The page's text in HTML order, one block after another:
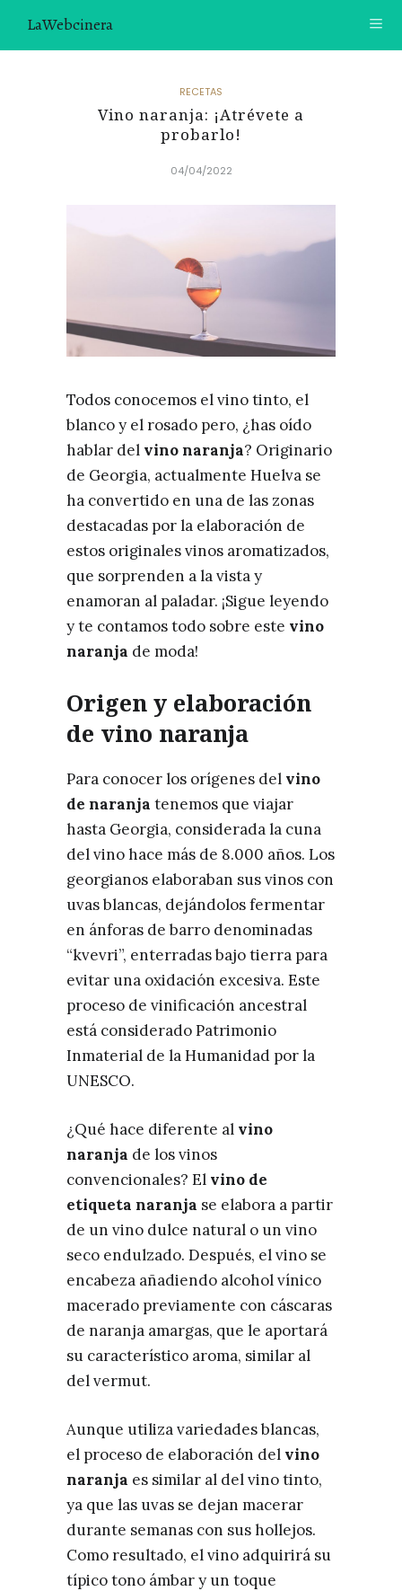
LaWebcinera
VIDEORECETAS
¿TE GUSTARÍA UNIRTE A NUESTRA AVENTURA GASTRON
RECOMENDACIONES
RECETAS
Vino naranja: ¡Atrévete a
probarlo!
04/04/2022
Todos conocemos el vino tinto, el
blanco y el rosado pero, ¿has oído
hablar del vino naranja? Originario
de Georgia, actualmente Huelva se
ha convertido en una de las zonas
destacadas por la elaboración de
estos originales vinos aromatizados,
que sorprenden a la vista y
enamoran al paladar. ¡Sigue leyendo
y te contamos todo sobre este vino
naranja de moda!
Origen y elaboración
de vino naranja
Para conocer los orígenes del vino
de naranja tenemos que viajar
hasta Georgia, considerada la cuna
del vino hace más de 8.000 años. Los
georgianos elaboraban sus vinos con
uvas blancas, dejándolos fermentar
en ánforas de barro denominadas
“kvevri”, enterradas bajo tierra para
evitar una oxidación excesiva. Este
proceso de vinificación ancestral
está considerado Patrimonio
Inmaterial de la Humanidad por la
UNESCO.
¿Qué hace diferente al vino
naranja de los vinos
convencionales? El vino de
etiqueta naranja se elabora a partir
de un vino dulce natural o un vino
seco endulzado. Después, el vino se
encabeza añadiendo alcohol vínico
macerado previamente con cáscaras
de naranja amargas, que le aportará
su característico aroma, similar al
del vermut.
Aunque utiliza variedades blancas,
el proceso de elaboración del vino
naranja es similar al del vino tinto,
ya que las uvas se dejan macerar
durante semanas con sus hollejos.
Como resultado, el vino adquirirá su
típico tono ámbar y un toque